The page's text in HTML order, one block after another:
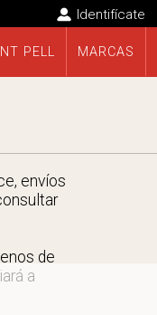
Identifícate
PELL MARCAS
envíos
de
a